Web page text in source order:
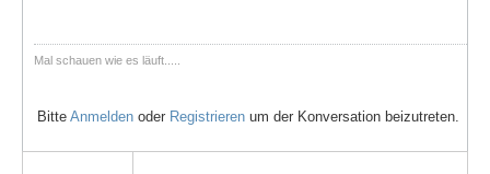
Mal schauen wie es läuft.....
Bitte Anmelden oder Registrieren um der Konversation beizutreten.